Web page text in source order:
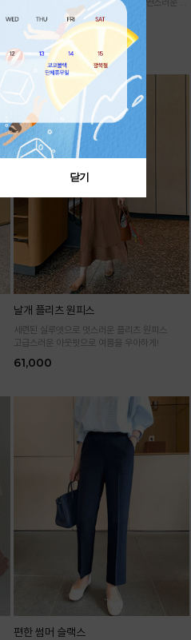
형 커버 허리 전체 밴딩으로 편안한 착용감
29,000
날개 플리츠 원피스
세련된 실루엣으로 멋스러운 플리츠 원피스
고급스러운 아웃핏으로 여름을 우아하게!
61,000
편한 썸머 슬랙스
닫기